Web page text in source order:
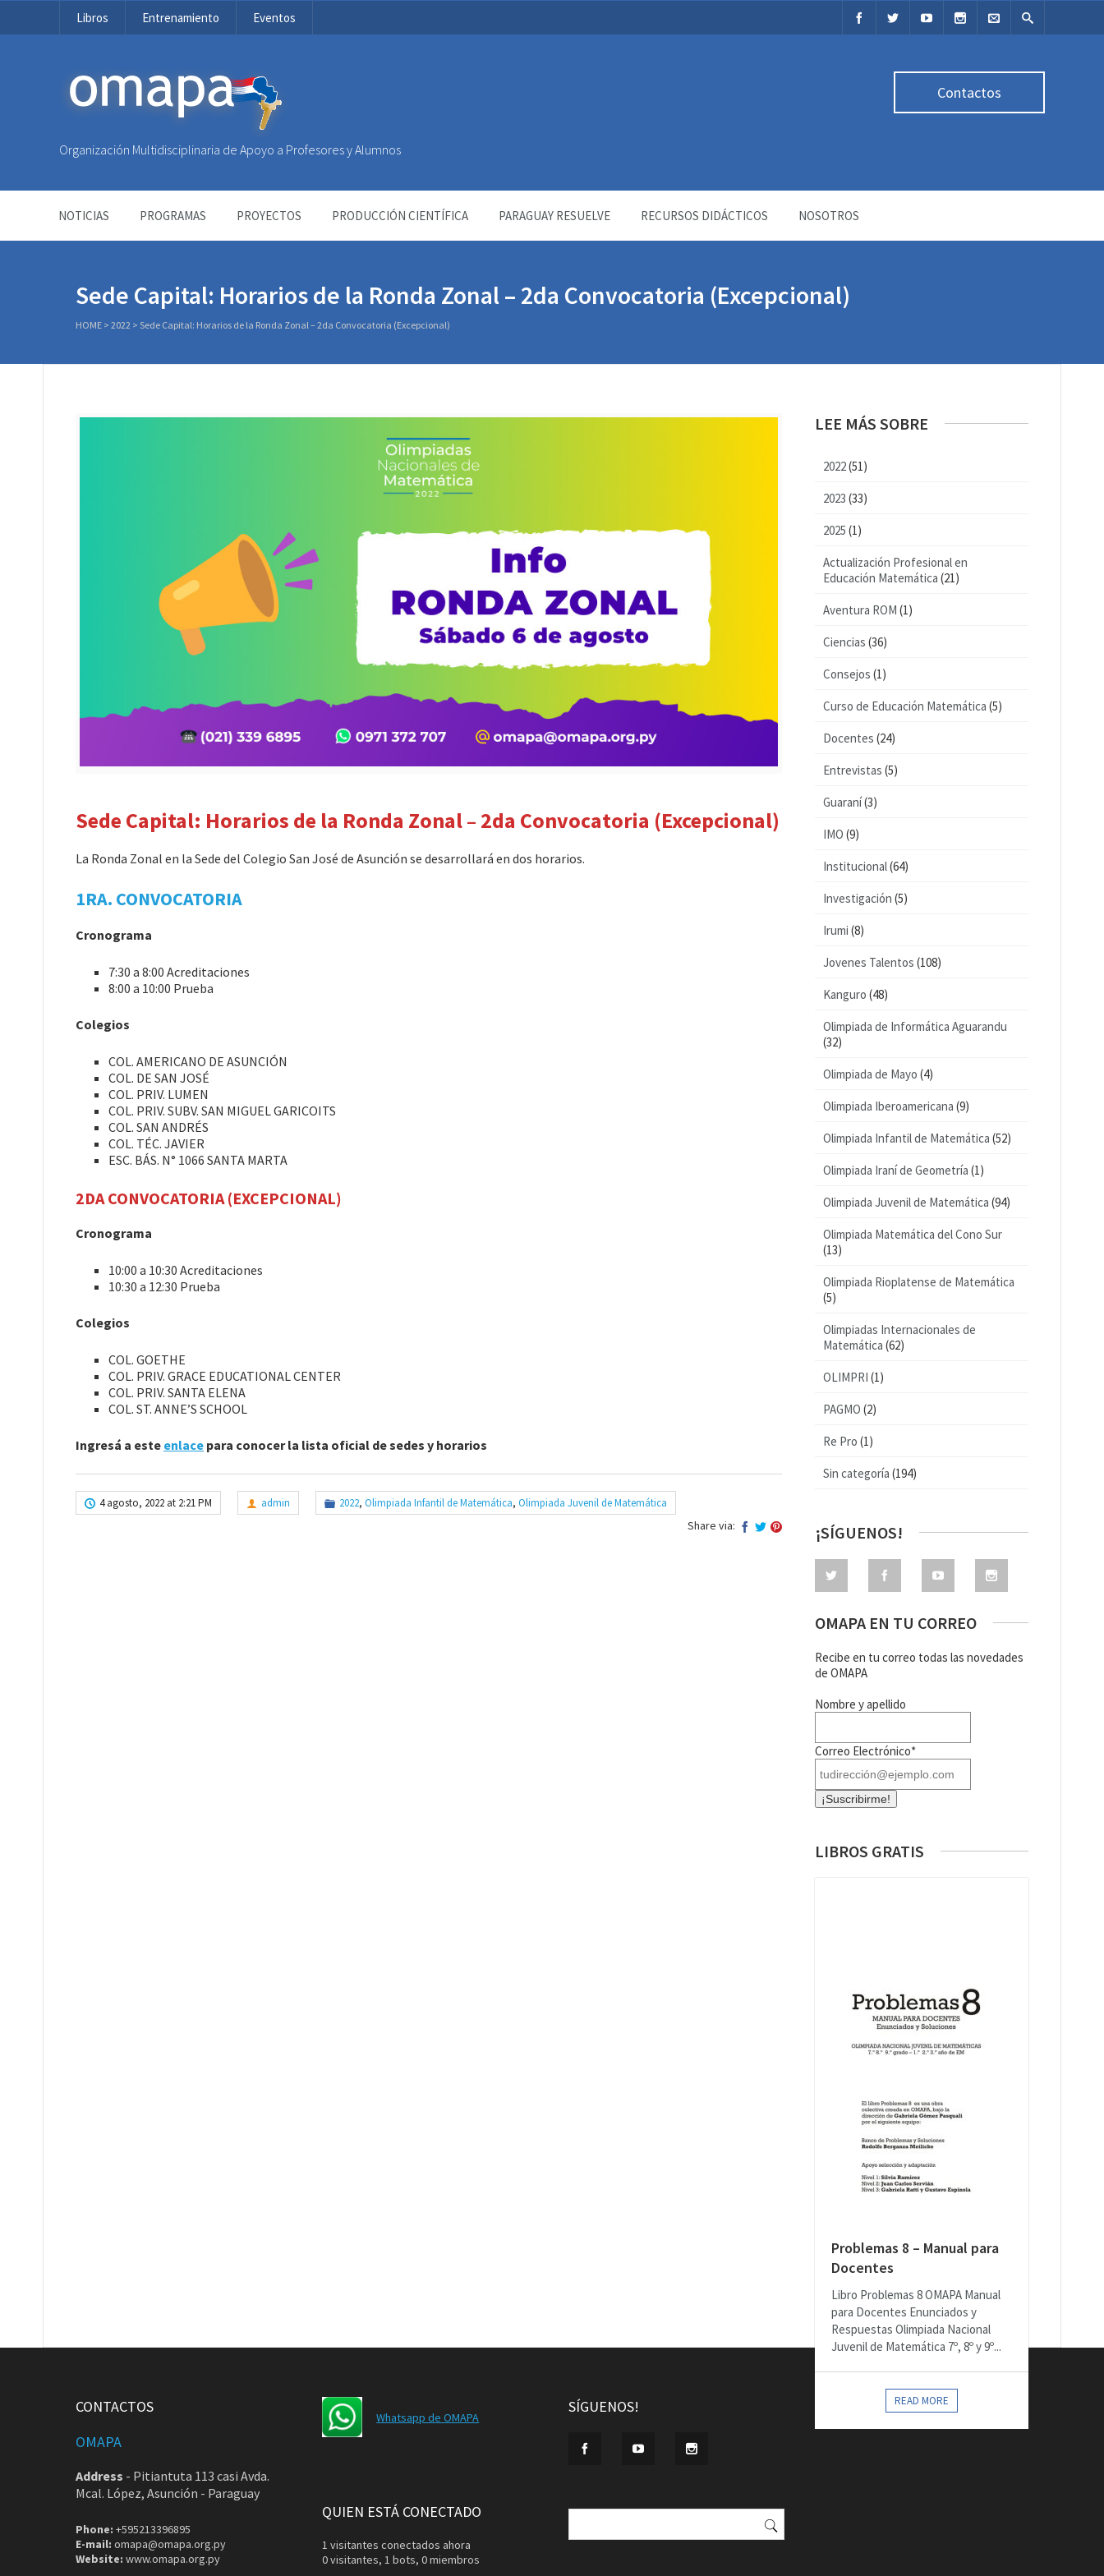
Libros Entrenamiento Eventos
OMAPA
Organización Multidisciplinaria de Apoyo a Profesores y Alumnos
Contactos
NOTICIAS PROGRAMAS PROYECTOS PRODUCCIÓN CIENTÍFICA PARAGUAY RESUELVE RECURSOS DIDÁCTICOS NOSOTROS
Sede Capital: Horarios de la Ronda Zonal – 2da Convocatoria (Excepcional)
HOME > 2022 > Sede Capital: Horarios de la Ronda Zonal – 2da Convocatoria (Excepcional)
Sede Capital: Horarios de la Ronda Zonal – 2da Convocatoria (Excepcional)
La Ronda Zonal en la Sede del Colegio San José de Asunción se desarrollará en dos horarios.
1RA. CONVOCATORIA
Cronograma
7:30 a 8:00 Acreditaciones
8:00 a 10:00 Prueba
Colegios
COL. AMERICANO DE ASUNCIÓN
COL. DE SAN JOSÉ
COL. PRIV. LUMEN
COL. PRIV. SUBV. SAN MIGUEL GARICOITS
COL. SAN ANDRÉS
COL. TÉC. JAVIER
ESC. BÁS. N° 1066 SANTA MARTA
2DA CONVOCATORIA (EXCEPCIONAL)
Cronograma
10:00 a 10:30 Acreditaciones
10:30 a 12:30 Prueba
Colegios
COL. GOETHE
COL. PRIV. GRACE EDUCATIONAL CENTER
COL. PRIV. SANTA ELENA
COL. ST. ANNE’S SCHOOL
Ingresá a este enlace para conocer la lista oficial de sedes y horarios
4 agosto, 2022 at 2:21 PM admin 2022, Olimpiada Infantil de Matemática, Olimpiada Juvenil de Matemática
Share via:
LEE MÁS SOBRE
2022(51)
2023 (33)
2025 (1)
Actualización Profesional en
Educación Matemática (21)
Aventura ROM (1)
Ciencias (36)
Consejos (1)
Curso de Educación Matemática (5)
Docentes (24)
Entrevistas (5)
Guaraní(3)
IMO (9)
Institucional(64)
Investigación (5)
Irumi (8)
Jovenes Talentos (108)
Kanguro (48)
Olimpiada de Informática Aguarandu
(32)
Olimpiada de Mayo (4)
Olimpiada Iberoamericana (9)
Olimpiada Infantil de Matemática (52)
Olimpiada Iraní de Geometría (1)
Olimpiada Juvenil de Matemática (94)
Olimpiada Matemática del Cono Sur
(13)
Olimpiada Rioplatense de Matemática
(5)
Olimpiadas Internacionales de
Matemática (62)
OLIMPRI (1)
PAGMO (2)
Re Pro (1)
Sin categoría (194)
¡SÍGUENOS!
OMAPA EN TU CORREO
Recibe en tu correo todas las novedades
de OMAPA
Nombre y apellido
Correo Electrónico*
LIBROS GRATIS
Problemas 8 – Manual para
Docentes
Libro Problemas 8 OMAPA Manual
para Docentes Enunciados y
Respuestas Olimpiada Nacional
Juvenil de Matemática 7º, 8º y 9º...
READ MORE
CONTACTOS
OMAPA
Address - Pitiantuta 113 casi Avda.
Mcal. López, Asunción - Paraguay
Phone: +595213396895
E-mail: omapa@omapa.org.py
Website: www.omapa.org.py
Whatsapp de OMAPA
SÍGUENOS!
QUIEN ESTÁ CONECTADO
1 visitantes conectados ahora
0 visitantes, 1 bots, 0 miembros
Buscar: